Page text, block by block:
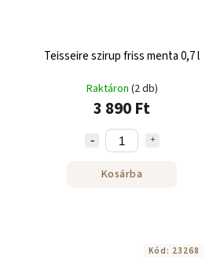
Teisseire szirup friss menta 0,7 l
Raktáron (2 db)
3 890 Ft
Kosárba
Kód: 23268